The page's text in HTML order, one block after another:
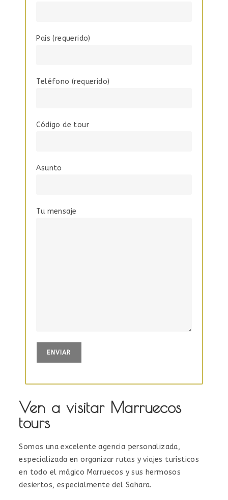
País (requerido)
Teléfono (requerido)
Código de tour
Asunto
Tu mensaje
Ven a visitar Marruecos
tours
Somos una excelente agencia personalizada,
especializada en organizar rutas y viajes turísticos
en todo el mágico Marruecos y sus hermosos
desiertos, especialmente del Sahara.